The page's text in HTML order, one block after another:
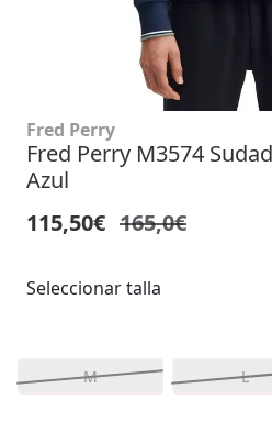
Fred Perry
Fred Perry M3574
Azul
115,50€ 165,0€
Seleccionar talla
M L